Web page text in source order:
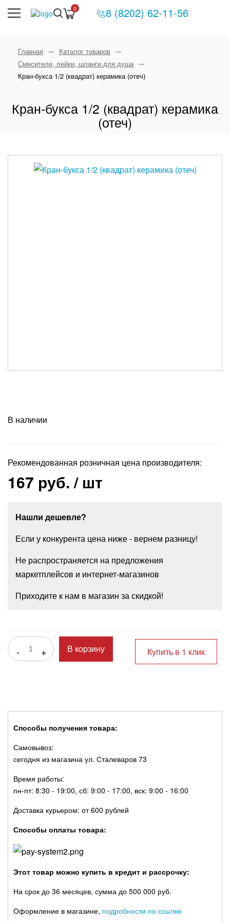
0 8 (8202) 62-11-56
Главная
Каталог товаров
Смесители, лейки, шланги для душа
Кран-букса 1/2 (квадрат) керамика (отеч)
Кран-букса 1/2 (квадрат) керамика
(отеч)
В наличии
Рекомендованная розничная цена производителя:
167 руб./ шт
Нашли дешевле?
Если у конкурента цена ниже - вернем разницу!
Не распространяется на предложения
маркетплейсов и интернет-магазинов
Приходите к нам в магазин за скидкой!
- + В корзину Купить в 1 клик
Способы получения товара:
Самовывоз:
сегодня из магазина ул. Сталеваров 73
Время работы:
пн-пт: 8:30 - 19:00, сб: 9:00 - 17:00, вск: 9:00 - 16:00
Доставка курьером: от 600 рублей
Способы оплаты товара:
Этот товар можно купить в кредит и рассрочку:
На срок до 36 месяцев, сумма до 500 000 руб.
Оформление в магазине, подробности по ссылке